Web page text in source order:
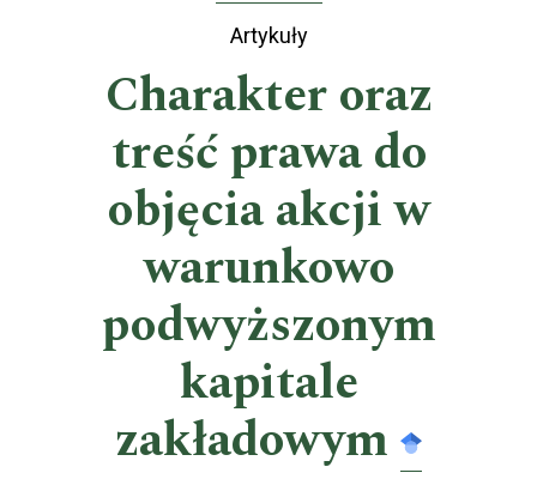
Artykuły
Charakter oraz
treść prawa do
objęcia akcji w
warunkowo
podwyższonym
kapitale
zakładowym